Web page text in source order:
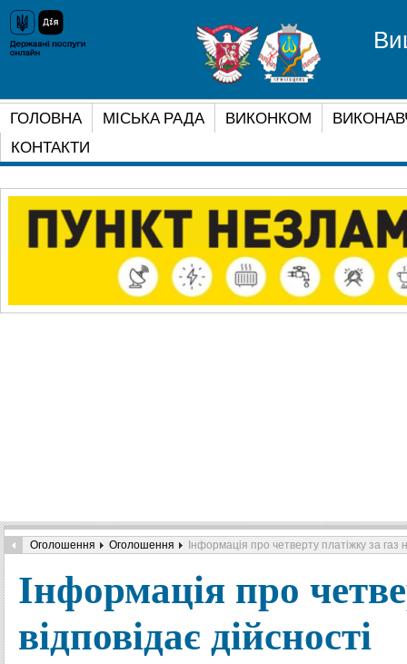
ГОЛОВНА МІСЬКА РАДА ВИКОНКОМ
КОНТАКТИ
Оголошення Оголошення Інформація про четверту платіжку за газ
Інформація про
відповідає дійсності